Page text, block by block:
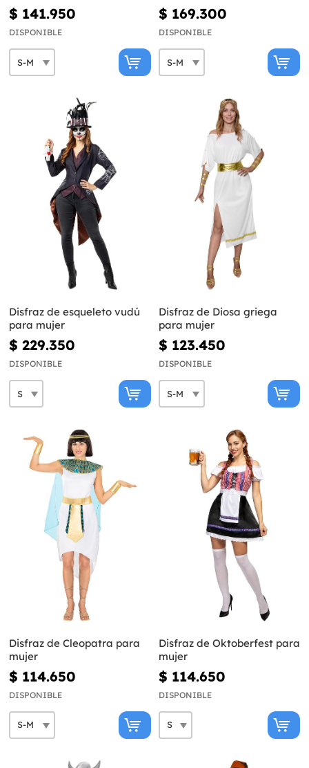
$ 141.950
DISPONIBLE
$ 169.300
DISPONIBLE
Disfraz de esqueleto vudú
para mujer
$ 229.350
DISPONIBLE
Disfraz de Diosa griega
para mujer
$ 123.450
DISPONIBLE
Disfraz de Cleopatra para
mujer
$ 114.650
DISPONIBLE
Disfraz de Oktoberfest para
mujer
$ 114.650
DISPONIBLE